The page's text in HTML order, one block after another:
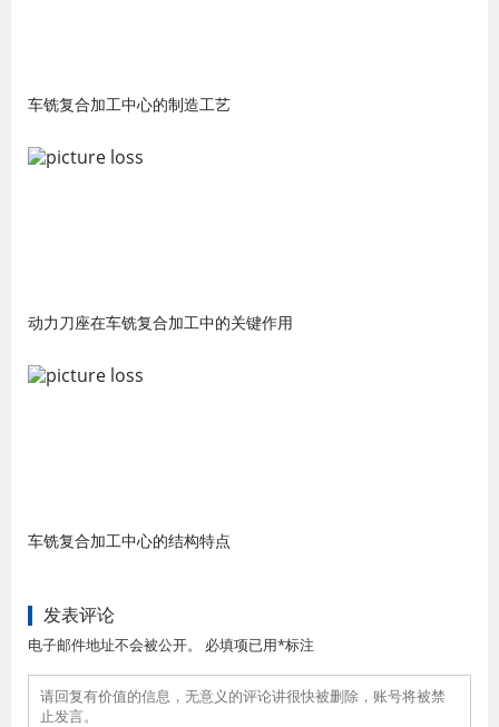
车铣复合加工中心的制造工艺
动力刀座在车铣复合加工中的关键作用
车铣复合加工中心的结构特点
发表评论
电子邮件地址不会被公开。 必填项已用*标注